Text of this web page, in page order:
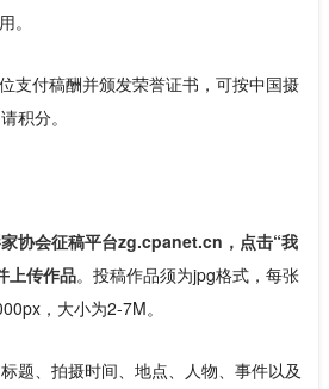
。
支付稿酬并颁发荣誉证书，可按中国摄
积分。
协会征稿平台zg.cpanet.cn，点击“我
上传作品。投稿作品须为jpg格式，每张
，大小为2-7M。
题、拍摄时间、地点、人物、事件以及